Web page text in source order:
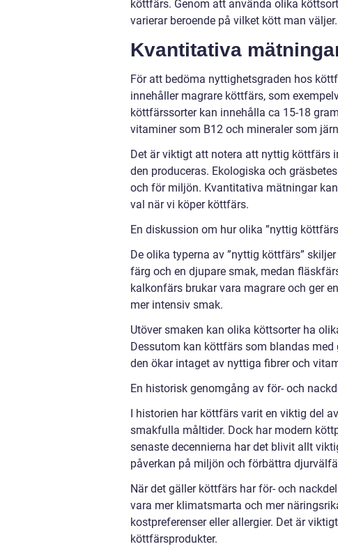
köttfärs. Genom att använda olika
varierar beroende på vilket kött man väljer.
Kvantitativa
För att bedöma nyttighetsgraden hos
innehåller magrare köttfärs, som
köttfärssorter kan innehålla ca 15-18
vitaminer som B12 och mineraler som
Det är viktigt att notera att nyttig köttfärs
den produceras. Ekologiska och
och för miljön. Kvantitativa mätningar
val när vi köper köttfärs.
En diskussion om hur olika ”nyttig
De olika typerna av ”nyttig köttfärs”
färg och en djupare smak, medan
kalkonfärs brukar vara magrare och ger
mer intensiv smak.
Utöver smaken kan olika köttsorter ha
Dessutom kan köttfärs som blandas
den ökar intaget av nyttiga fibrer och
En historisk genomgång av för- och
I historien har köttfärs varit en viktig del
smakfulla måltider. Dock har modern
senaste decennierna har det blivit allt
påverkan på miljön och förbättra
När det gäller köttfärs har för- och
vara mer klimatsmarta och mer
kostpreferenser eller allergier. Det är
köttfärsprodukter.